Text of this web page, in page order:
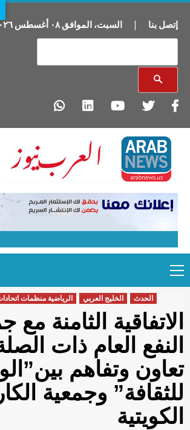
إتصل بنا | السبت، الموافق٠٨ أغسطس
to
content
Menu
الحدث الخليج العربي الرياضية منظمات
الاتفاقية الثامنة
النفع العام ذات
تعاون وتفاهم
للثقافة” وجمعية
الكويتية